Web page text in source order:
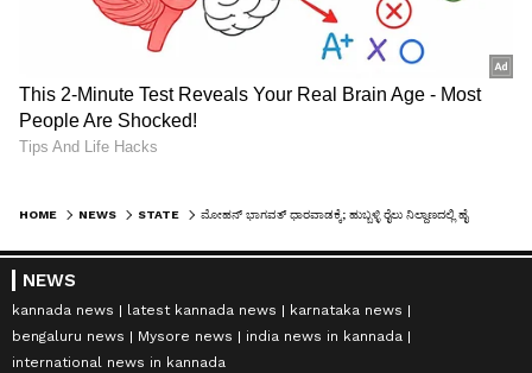
HOME NEWS STATE
NEWS
kannada news latest kannada news
karnataka news
bengaluru news
Mysore news
india news in kannada
international news in kannada